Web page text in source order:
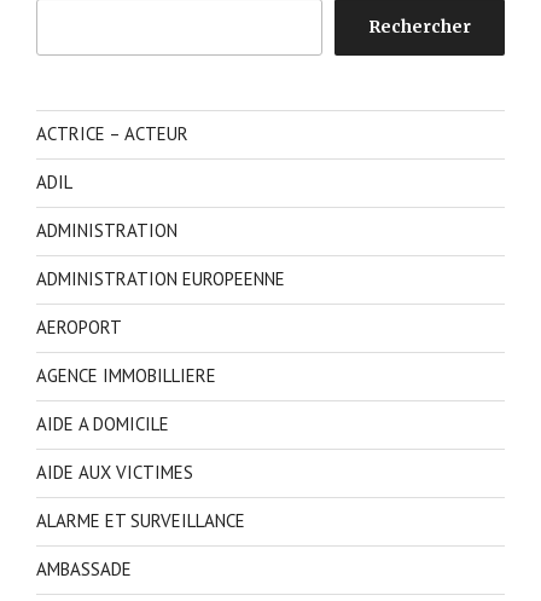
Rechercher
ACTRICE – ACTEUR
ADIL
ADMINISTRATION
ADMINISTRATION EUROPEENNE
AEROPORT
AGENCE IMMOBILLIERE
AIDE A DOMICILE
AIDE AUX VICTIMES
ALARME ET SURVEILLANCE
AMBASSADE